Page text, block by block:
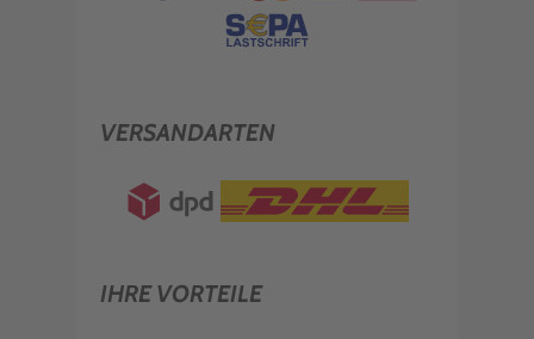
VERSANDARTEN
IHRE VORTEILE